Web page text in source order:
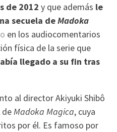
de 2012 y que además le
secuela deMadoka
en los audiocomentarios
física de la serie que
llegado a su fin tras
al director Akiyuki Shibô
deMadoka Magica, cuya
por él. Es famoso por